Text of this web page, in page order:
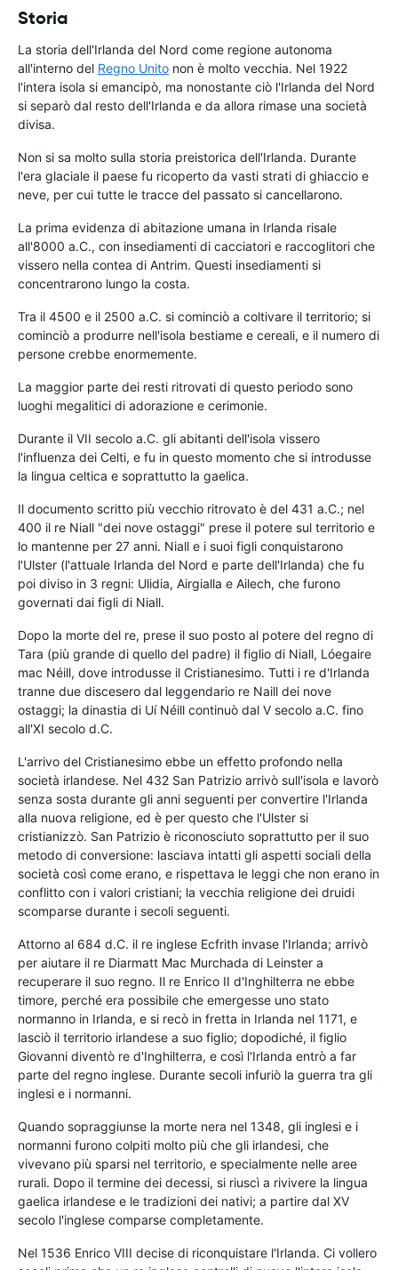
Storia
La storia dell'Irlanda del Nord come regione autonoma
all'interno del Regno Unito non è molto vecchia. Nel 1922
l'intera isola si emancipò, ma nonostante ciò l'Irlanda del Nord
si separò dal resto dell'Irlanda e da allora rimase una società
divisa.
Non si sa molto sulla storia preistorica dell'Irlanda. Durante
l'era glaciale il paese fu ricoperto da vasti strati di ghiaccio e
neve, per cui tutte le tracce del passato si cancellarono.
La prima evidenza di abitazione umana in Irlanda risale
all'8000 a.C., con insediamenti di cacciatori e raccoglitori che
vissero nella contea di Antrim. Questi insediamenti si
concentrarono lungo la costa.
Tra il 4500 e il 2500 a.C. si cominciò a coltivare il territorio; si
cominciò a produrre nell'isola bestiame e cereali, e il numero di
persone crebbe enormemente.
La maggior parte dei resti ritrovati di questo periodo sono
luoghi megalitici di adorazione e cerimonie.
Durante il VII secolo a.C. gli abitanti dell'isola vissero
l'influenza dei Celti, e fu in questo momento che si introdusse
la lingua celtica e soprattutto la gaelica.
Il documento scritto più vecchio ritrovato è del 431 a.C.; nel
400 il re Niall "dei nove ostaggi" prese il potere sul territorio e
lo mantenne per 27 anni. Niall e i suoi figli conquistarono
l'Ulster (l'attuale Irlanda del Nord e parte dell'Irlanda) che fu
poi diviso in 3 regni: Ulidia, Airgialla e Ailech, che furono
governati dai figli di Niall.
Dopo la morte del re, prese il suo posto al potere del regno di
Tara (più grande di quello del padre) il figlio di Niall, Lóegaire
mac Néill, dove introdusse il Cristianesimo. Tutti i re d'Irlanda
tranne due discesero dal leggendario re Naill dei nove
ostaggi; la dinastia di Uí Néill continuò dal V secolo a.C. fino
all'XI secolo d.C.
L'arrivo del Cristianesimo ebbe un effetto profondo nella
società irlandese. Nel 432 San Patrizio arrivò sull'isola e lavorò
senza sosta durante gli anni seguenti per convertire l'Irlanda
alla nuova religione, ed è per questo che l'Ulster si
cristianizzò. San Patrizio è riconosciuto soprattutto per il suo
metodo di conversione: lasciava intatti gli aspetti sociali della
società così come erano, e rispettava le leggi che non erano in
conflitto con i valori cristiani; la vecchia religione dei druidi
scomparse durante i secoli seguenti.
Attorno al 684 d.C. il re inglese Ecfrith invase l'Irlanda; arrivò
per aiutare il re Diarmatt Mac Murchada di Leinster a
recuperare il suo regno. Il re Enrico II d'Inghilterra ne ebbe
timore, perché era possibile che emergesse uno stato
normanno in Irlanda, e si recò in fretta in Irlanda nel 1171, e
lasciò il territorio irlandese a suo figlio; dopodiché, il figlio
Giovanni diventò re d'Inghilterra, e così l'Irlanda entrò a far
parte del regno inglese. Durante secoli infuriò la guerra tra gli
inglesi e i normanni.
Quando sopraggiunse la morte nera nel 1348, gli inglesi e i
normanni furono colpiti molto più che gli irlandesi, che
vivevano più sparsi nel territorio, e specialmente nelle aree
rurali. Dopo il termine dei decessi, si riuscì a rivivere la lingua
gaelica irlandese e le tradizioni dei nativi; a partire dal XV
secolo l'inglese comparse completamente.
Nel 1536 Enrico VIII decise di riconquistare l'Irlanda. Ci vollero